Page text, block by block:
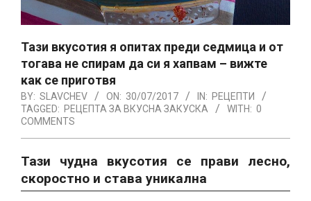
Тази вкусотия я опитах преди седмица и от
тогава не спирам да си я хапвам – вижте
как се приготвя
BY: SLAVCHEV ON: 30/07/2017 IN: РЕЦЕПТИ
TAGGED: РЕЦЕПТА ЗА ВКУСНА ЗАКУСКА WITH: 0
COMMENTS
Тази чудна вкусотия се прави лесно,
скоростно и става уникална